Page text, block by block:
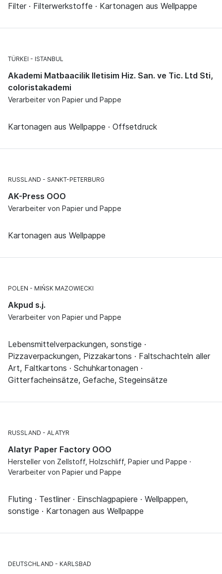
Filter · Filterwerkstoffe · Kartonagen aus Wellpappe
TÜRKEI ISTANBUL
Akademi Matbaacilik Iletisim Hiz. San. ve Tic. Ltd Sti,
coloristakademi
Verarbeiter von Papier und Pappe
Kartonagen aus Wellpappe · Offsetdruck
RUSSLAND SANKT-PETERBURG
AK-Press OOO
Verarbeiter von Papier und Pappe
Kartonagen aus Wellpappe
POLEN MIŃSK MAZOWIECKI
Akpud s.j.
Verarbeiter von Papier und Pappe
Lebensmittelverpackungen, sonstige ·
Pizzaverpackungen, Pizzakartons · Faltschachteln aller
Art, Faltkartons · Schuhkartonagen ·
Gitterfacheinsätze, Gefache, Stegeinsätze
RUSSLAND ALATYR
Alatyr Paper Factory OOO
Hersteller von Zellstoff, Holzschliff, Papier und Pappe ·
Verarbeiter von Papier und Pappe
Fluting · Testliner · Einschlagpapiere · Wellpappen,
sonstige · Kartonagen aus Wellpappe
DEUTSCHLAND KARLSBAD